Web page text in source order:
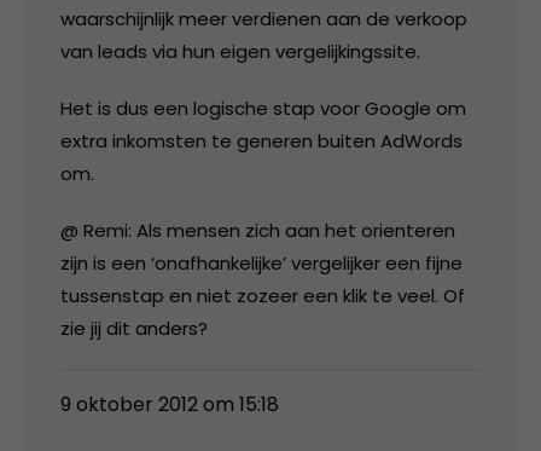
waarschijnlijk meer verdienen aan de verkoop
van leads via hun eigen vergelijkingssite.
Het is dus een logische stap voor Google om
extra inkomsten te generen buiten AdWords
om.
@ Remi: Als mensen zich aan het orienteren
zijn is een ‘onafhankelijke’ vergelijker een fijne
tussenstap en niet zozeer een klik te veel. Of
zie jij dit anders?
9 oktober 2012 om 15:18